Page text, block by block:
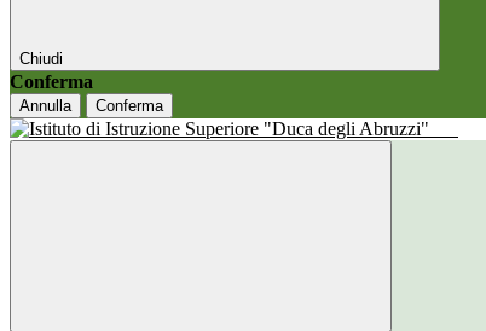
Chiudi
Conferma
Annulla Conferma